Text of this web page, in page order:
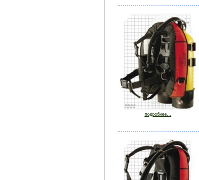
подробнее...